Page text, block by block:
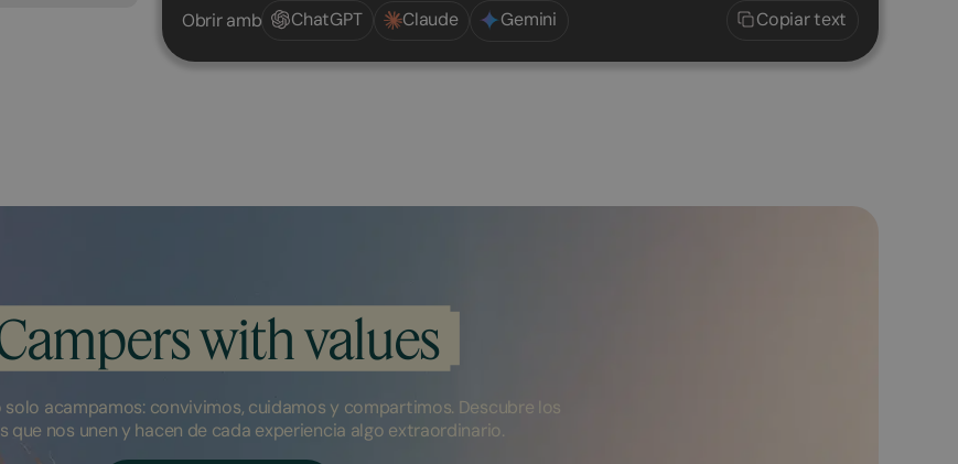
Obrir amb ChatGPT Claude Gemini Copiar text
with values
solo acampamos: convivimos, cuidamos y compartimos. Descubre los
que nos unen y hacen de cada experiencia algo extraordinario.